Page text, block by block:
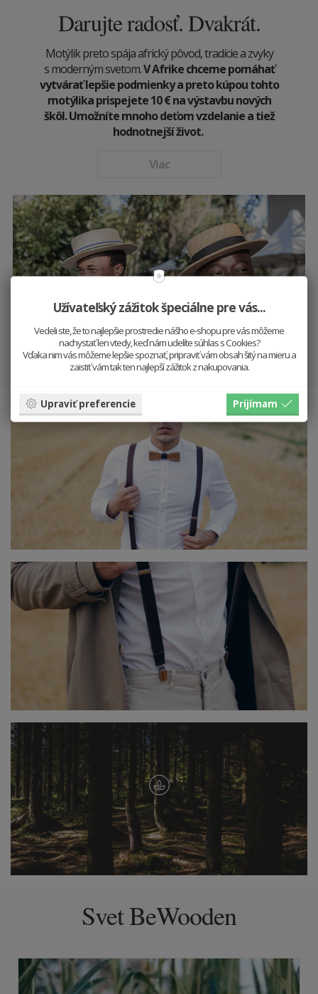
Darujte radosť. Dvakrát.
Motýlik preto spája africký pôvod, tradície a zvyky
s moderným svetom.V Afrike chceme pomáhať
vytvárať lepšie podmienky a preto kúpou tohto
motýlika prispejete 10€na výstavbu nových
škôl. Umožníte mnoho deťom vzdelanie a tiež
hodnotnejší život.
Viac
Svet BeWooden
Užívateľský zážitok špeciálne pre vás...
Vedeli ste, že to najlepšie prostredie nášho e-shopu pre vás môžeme
nachystať len vtedy, keď nám udelíte súhlas s Cookies?
Vďaka nim vás môžeme lepšie spoznať, pripraviť vám obsah šitý na mieru a
zaistiť vám tak ten najlepší zážitok z nakupovania.
Upraviť preferencie Prijímam